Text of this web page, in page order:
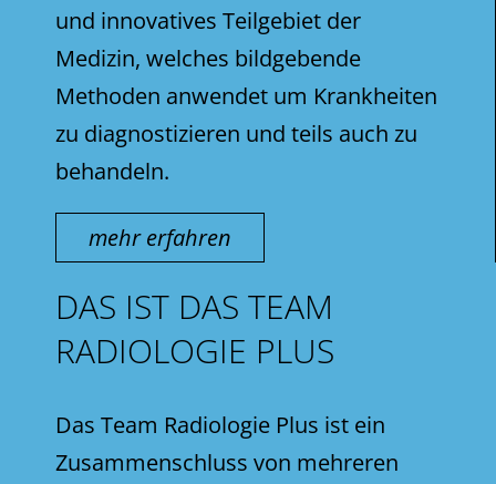
und innovatives Teilgebiet der
Medizin, welches bildgebende
Methoden anwendet um Krankheiten
zu diagnostizieren und teils auch zu
behandeln.
mehr erfahren
DAS IST DAS TEAM
RADIOLOGIE PLUS
Das Team Radiologie Plus ist ein
Zusammenschluss von mehreren